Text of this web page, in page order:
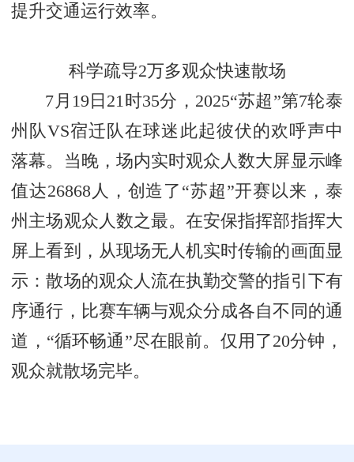
提升交通运行效率。
科学疏导2万多观众快速散场
7月19日21时35分，2025“苏超”第7轮泰
州队VS宿迁队在球迷此起彼伏的欢呼声中
落幕。当晚，场内实时观众人数大屏显示峰
值达26868人，创造了“苏超”开赛以来，泰
州主场观众人数之最。在安保指挥部指挥大
屏上看到，从现场无人机实时传输的画面显
示：散场的观众人流在执勤交警的指引下有
序通行，比赛车辆与观众分成各自不同的通
道，“循环畅通”尽在眼前。仅用了20分钟，
观众就散场完毕。